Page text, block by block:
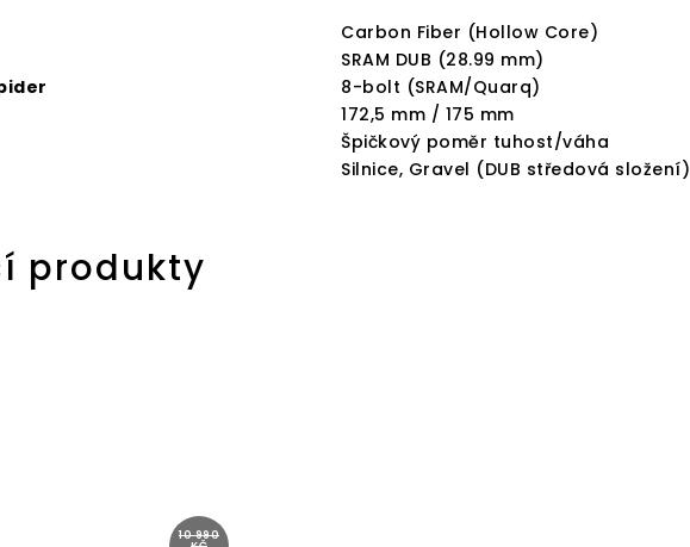
Carbon Fiber (Hollow Core)
SRAM DUB (28.99 mm)
8-bolt (SRAM/Quarq)
172,5 mm / 175 mm
Špičkový poměr tuhost/váha
Silnice, Gravel (DUB středová složení)
produkty
10 990